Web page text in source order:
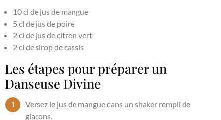
10 cl de jus de mangue
5 cl de jus de poire
2 cl de jus de citron vert
2 cl de sirop de cassis
Les étapes pour préparer un
Danseuse Divine
Versez le jus de mangue dans un shaker rempli de
glaçons.